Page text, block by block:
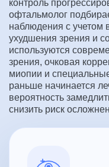
контроль
офтальмолог
наблюдения с учетом
ухудшения зрения и
используются
зрения, очковая
миопии и
раньше начинается
вероятность
снизить риск